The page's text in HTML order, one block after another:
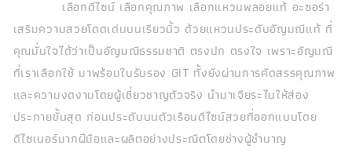
เลือกดีไซน์ เลือกคุณภาพ เลือกแหวนพลอยแท้ อะซอร่า
เสริมความสวยโดดเด่นบนเรียวนิ้ว ด้วยแหวนประดับอัญมณีแท้ ที่
คุณมั่นใจได้ว่าเป็นอัญมณีธรรมชาติ ตรงปก ตรงใจ เพราะอัญมณี
ที่เราเลือกใช้ มาพร้อมใบรับรอง GIT ทั้งยังผ่านการคัดสรรคุณภาพ
และความงดงามโดยผู้เชี่ยวชาญตัวจริง นำมาเจียระไนให้ส่อง
ประกายขั้นสุด ก่อนประดับบนตัวเรือนดีไซน์สวยที่ออกแบบโดย
ดีไซเนอร์มากฝีมือและผลิตอย่างประณีตโดยช่างผู้ชำนาญ